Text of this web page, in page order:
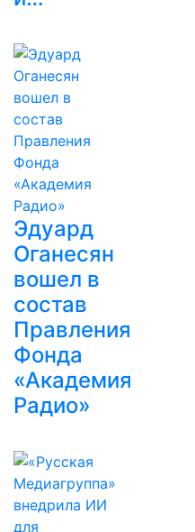
Эдуард
Оганесян
вошел в
состав
Правления
Фонда
«Академия
Радио»